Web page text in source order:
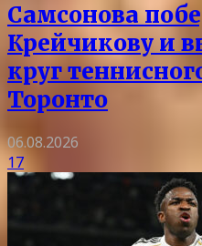
Самсонова
Крейчикову и
круг
Торонто
06.08.2026
17